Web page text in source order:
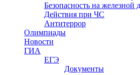
Безопасность на железной
Действия при ЧС
Антитеррор
Олимпиады
Новости
ГИА
ЕГЭ
Документы